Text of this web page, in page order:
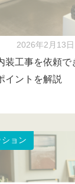
2026年2月13日
装工事を依頼で
イントを解説
ョン